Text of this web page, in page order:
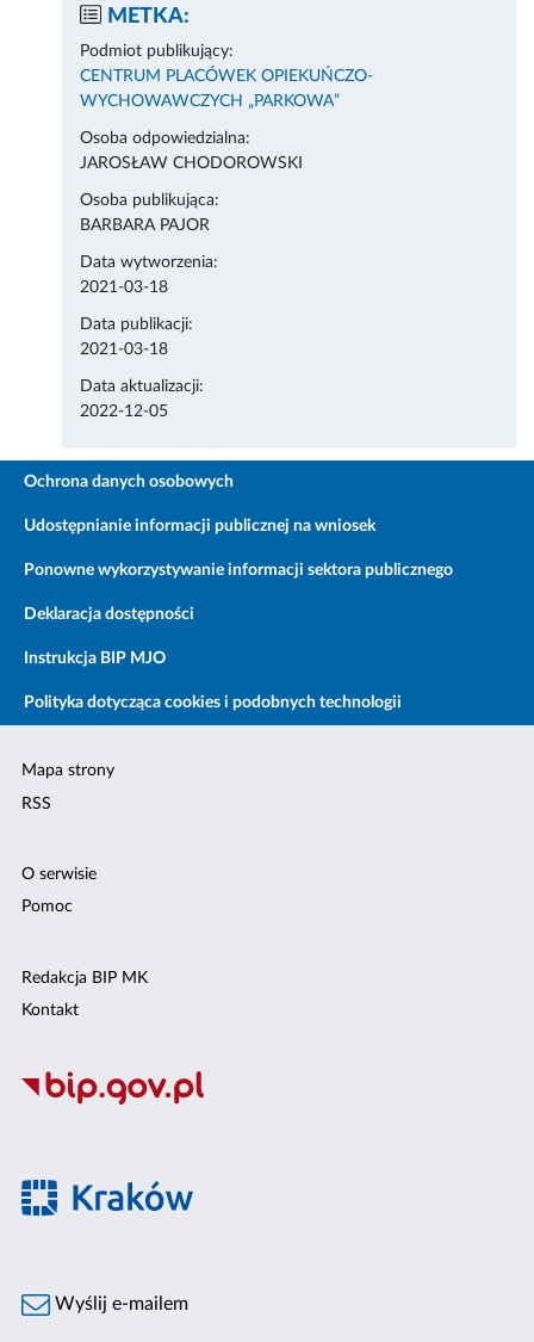
METKA:
Podmiot publikujący:
CENTRUM PLACÓWEK OPIEKUŃCZO-
WYCHOWAWCZYCH „PARKOWA”
Osoba odpowiedzialna:
JAROSŁAW CHODOROWSKI
Osoba publikująca:
BARBARA PAJOR
Data wytworzenia:
2021-03-18
Data publikacji:
2021-03-18
Data aktualizacji:
2022-12-05
Ochrona danych osobowych
Udostępnianie informacji publicznej na wniosek
Ponowne wykorzystywanie informacji sektora publicznego
Deklaracja dostępności
Instrukcja BIP MJO
Polityka dotycząca cookies i podobnych technologii
Mapa strony
RSS
O serwisie
Pomoc
Redakcja BIP MK
Kontakt
Wyślij e-mailem